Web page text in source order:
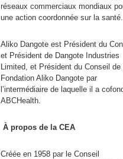
réseaux commerciaux mondiaux
une action coordonnée sur la santé.
Aliko Dangote est Président du
et Président de Dangote Industries
Limited, et Président du Conseil de
Fondation Aliko Dangote par
l’intermédiaire de laquelle il a
ABCHealth.
À propos de la CEA
Créée en 1958 par le Conseil